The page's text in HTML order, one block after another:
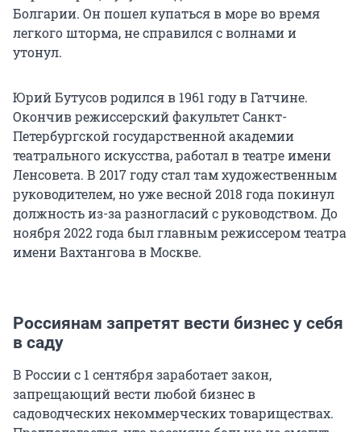
Болгарии. Он пошел купаться в море во время
легкого шторма, не справился с волнами и
утонул.
Юрий Бутусов родился в 1961 году в Гатчине.
Окончив режиссерский факультет Санкт-
Петербургской государственной академии
театрального искусства, работал в театре имени
Ленсовета. В 2017 году стал там художественным
руководителем, но уже весной 2018 года покинул
должность из-за разногласий с руководством. До
ноября 2022 года был главным режиссером театра
имени Вахтангова в Москве.
Россиянам запретят вести бизнес у себя
в саду
В России с 1 сентября заработает закон,
запрещающий вести любой бизнес в
садоводческих некоммерческих товариществах.